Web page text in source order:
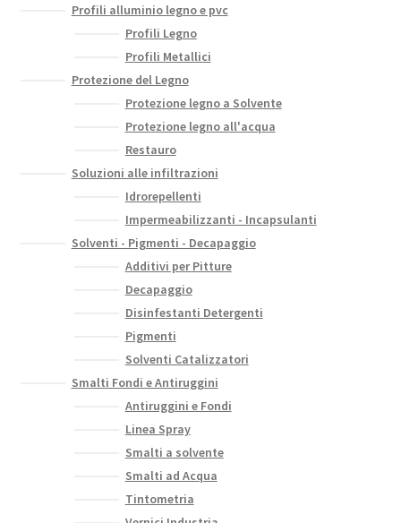
Profili alluminio legno e pvc
Profili Legno
Profili Metallici
Protezione del Legno
Protezione legno a Solvente
Protezione legno all'acqua
Restauro
Soluzioni alle infiltrazioni
Idrorepellenti
Impermeabilizzanti - Incapsulanti
Solventi - Pigmenti - Decapaggio
Additivi per Pitture
Decapaggio
Disinfestanti Detergenti
Pigmenti
Solventi Catalizzatori
Smalti Fondi e Antiruggini
Antiruggini e Fondi
Linea Spray
Smalti a solvente
Smalti ad Acqua
Tintometria